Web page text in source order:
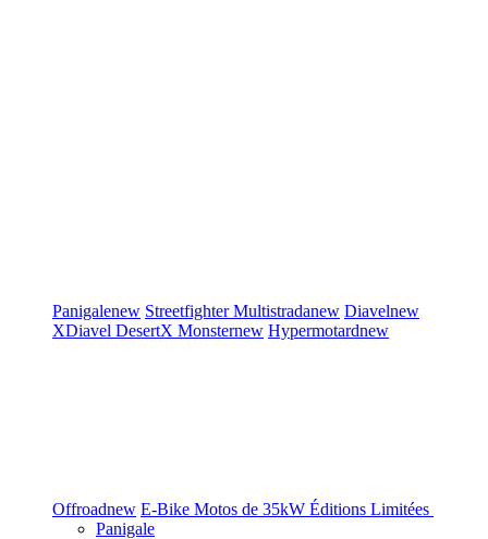
Panigalenew StreetfighterMultistradanew Diavelnew
XDiavel DesertX Monsternew Hypermotardnew
Offroadnew E-Bike Motos de 35kW Éditions Limitées
Panigale